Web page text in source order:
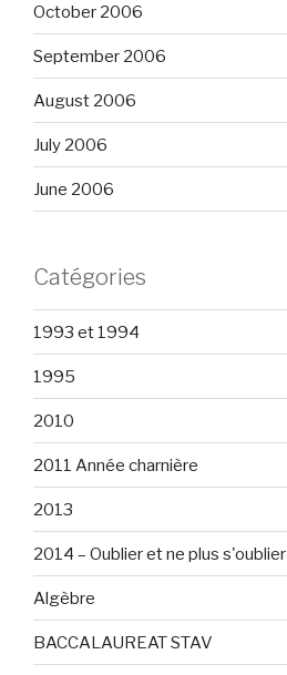
October 2006
September 2006
August 2006
July 2006
June 2006
Catégories
1993 et 1994
1995
2010
2011 Année charnière
2013
2014 – Oublier et ne plus s'oublier
Algèbre
BACCALAUREAT STAV